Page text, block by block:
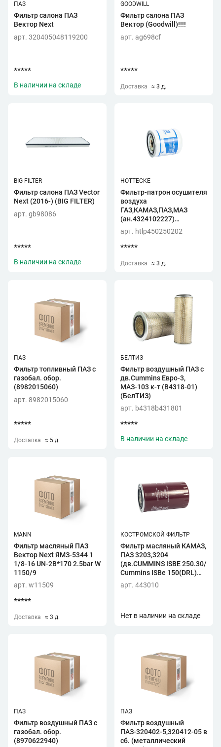
ПАЗ
Фильтр салона ПАЗ
Вектор Next
арт. 320405048119200
*****
В наличии на складе
GOODWILL
Фильтр салона ПАЗ
Вектор (Goodwill)!!!!
арт. ag698cf
*****
Доставка ≈ 3 д.
BIG FILTER
Фильтр салона ПАЗ Vector
Next (2016-) (BIG FILTER)
арт. gb98086
*****
В наличии на складе
HOTTECKE
Фильтр-патрон осушителя
воздуха
ГАЗ,КАМАЗ,ПАЗ,МАЗ
(ан.4324102227)
(Hottecke)
арт. htlp450250202
*****
Доставка ≈ 3 д.
ПАЗ
Фильтр топливный ПАЗ с
газобал. обор.
(8982015060)
арт. 8982015060
*****
Доставка ≈ 5 д.
БЕЛТИЗ
Фильтр воздушный ПАЗ с
дв.Cummins Евро-3,
МАЗ-103 к-т (B4318-01)
(БелТИЗ)
арт. b4318b431801
*****
В наличии на складе
MANN
Фильтр масляный ПАЗ
Вектор Next ЯМЗ-5344 1
1/8-16 UN-2B*170 2.5bar W
1150/9
арт. w11509
*****
Доставка ≈ 3 д.
КОСТРОМСКОЙ ФИЛЬТР
Фильтр масляный КАМАЗ,
ПАЗ 3203,3204
(дв.CUMMINS ISBE 250.30/
Cummins ISBe 150(DRL)
"Профес
арт. 443010
Нет в наличии на складе
ПАЗ
Фильтр воздушный ПАЗ с
газобал. обор.
(8970622940)
ПАЗ
Фильтр воздушный
ПАЗ-320402-5,320412-05 в
сб. (металлический